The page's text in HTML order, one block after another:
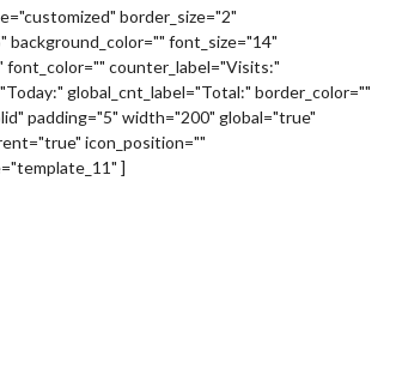
border_size="2"
background_color="" font_size="14"
counter_label="Visits:"
global_cnt_label="Total:" border_color=""
padding="5" width="200" global="true"
icon_position=""
]